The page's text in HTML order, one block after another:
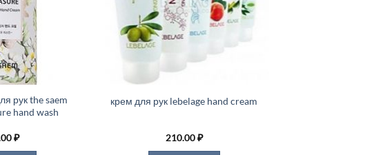
рук the saem
hand wash
₽
крем для рук lebelage hand cream
210.00₽